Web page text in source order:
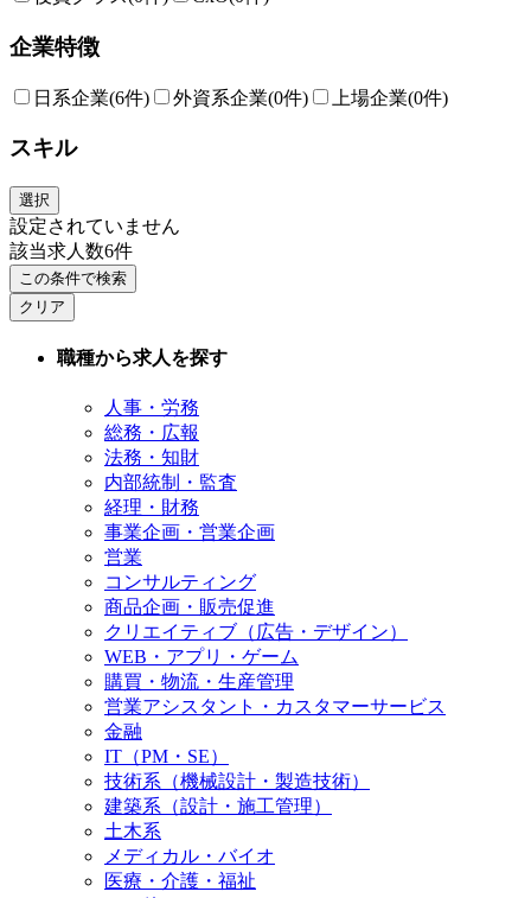
企業特徴
日系企業(6件) 外資系企業(0件) 上場企業(0件)
スキル
選択
設定されていません
該当求人数6件
この条件で検索
クリア
職種から求人を探す
人事・労務
総務・広報
法務・知財
内部統制・監査
経理・財務
事業企画・営業企画
営業
コンサルティング
商品企画・販売促進
クリエイティブ（広告・デザイン）
WEB・アプリ・ゲーム
購買・物流・生産管理
営業アシスタント・カスタマーサービス
金融
IT（PM・SE）
技術系（機械設計・製造技術）
建築系（設計・施工管理）
土木系
メディカル・バイオ
医療・介護・福祉